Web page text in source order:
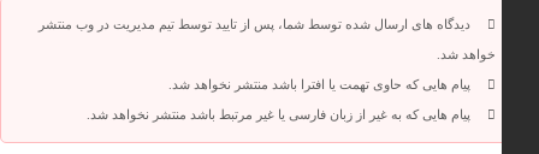
دیدگاه های ارسال شده توسط شما، پس از تایید توسط تیم مدیریت در وب منتشر
خواهد شد.
پیام هایی که حاوی تهمت یا افترا باشد منتشر نخواهد شد.
پیام هایی که به غیر از زبان فارسی یا غیر مرتبط باشد منتشر نخواهد شد.